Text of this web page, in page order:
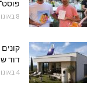
8 באוגוסט 2026
דוד
4 באוגוסט 2026